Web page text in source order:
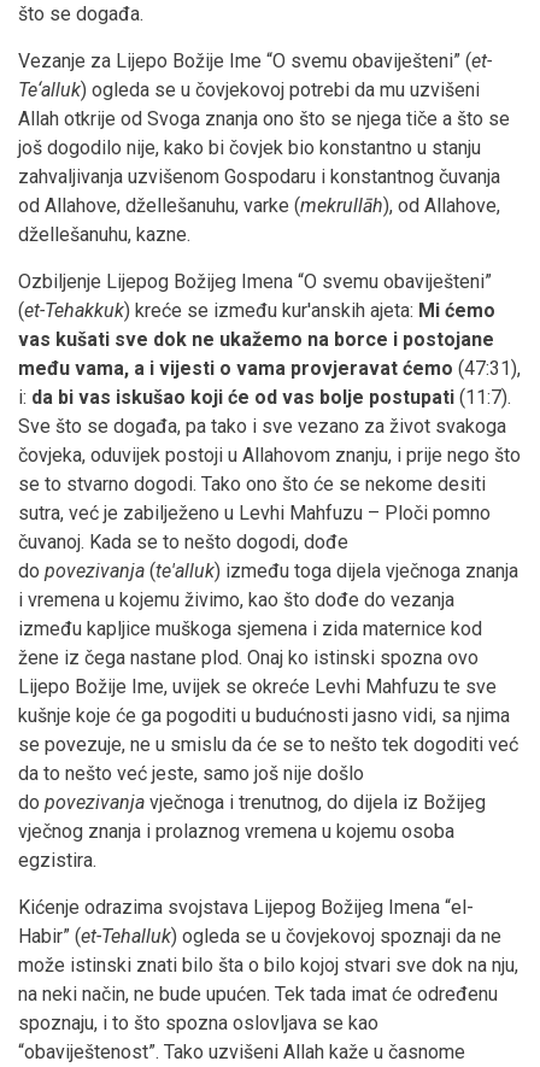
što se događa.
Vezanje za Lijepo Božije Ime “O svemu obaviješteni” (et-
Te‘alluk) ogleda se u čovjekovoj potrebi da mu uzvišeni
Allah otkrije od Svoga znanja ono što se njega tiče a što se
još dogodilo nije, kako bi čovjek bio konstantno u stanju
zahvaljivanja uzvišenom Gospodaru i konstantnog čuvanja
od Allahove, džellešanuhu, varke (mekrullāh), od Allahove,
džellešanuhu, kazne.
Ozbiljenje Lijepog Božijeg Imena “O svemu obaviješteni”
(et-Tehakkuk) kreće se između kur'anskih ajeta: Mi ćemo
vas kušati sve dok ne ukažemo na borce i postojane
među vama, a i vijesti o vama provjeravat ćemo (47:31),
i: da bi vas iskušao koji će od vas bolje postupati (11:7).
Sve što se događa, pa tako i sve vezano za život svakoga
čovjeka, oduvijek postoji u Allahovom znanju, i prije nego što
se to stvarno dogodi. Tako ono što će se nekome desiti
sutra, već je zabilježeno u Levhi Mahfuzu – Ploči pomno
čuvanoj. Kada se to nešto dogodi, dođe
do povezivanja (te'alluk) između toga dijela vječnoga znanja
i vremena u kojemu živimo, kao što dođe do vezanja
između kapljice muškoga sjemena i zida maternice kod
žene iz čega nastane plod. Onaj ko istinski spozna ovo
Lijepo Božije Ime, uvijek se okreće Levhi Mahfuzu te sve
kušnje koje će ga pogoditi u budućnosti jasno vidi, sa njima
se povezuje, ne u smislu da će se to nešto tek dogoditi već
da to nešto već jeste, samo još nije došlo
do povezivanja vječnoga i trenutnog, do dijela iz Božijeg
vječnog znanja i prolaznog vremena u kojemu osoba
egzistira.
Kićenje odrazima svojstava Lijepog Božijeg Imena “el-
Habir” (et-Tehalluk) ogleda se u čovjekovoj spoznaji da ne
može istinski znati bilo šta o bilo kojoj stvari sve dok na nju,
na neki način, ne bude upućen. Tek tada imat će određenu
spoznaju, i to što spozna oslovljava se kao
“obaviještenost”. Tako uzvišeni Allah kaže u časnome